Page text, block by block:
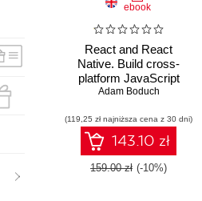
ebook
React and React
Native. Build cross-
platform JavaScript
apps with native power
desktop
Adam Boduch
(119,25 zł najniższa cena z 30 dni)
143.10 zł
159.00 zł (-10%)